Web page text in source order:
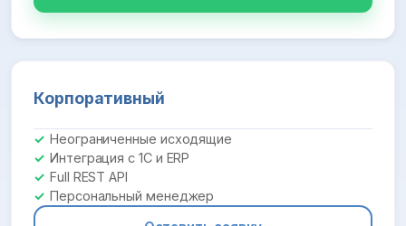
Корпоративный
Неограниченные исходящие
Интеграция с 1С и ERP
Full REST API
Персональный менеджер